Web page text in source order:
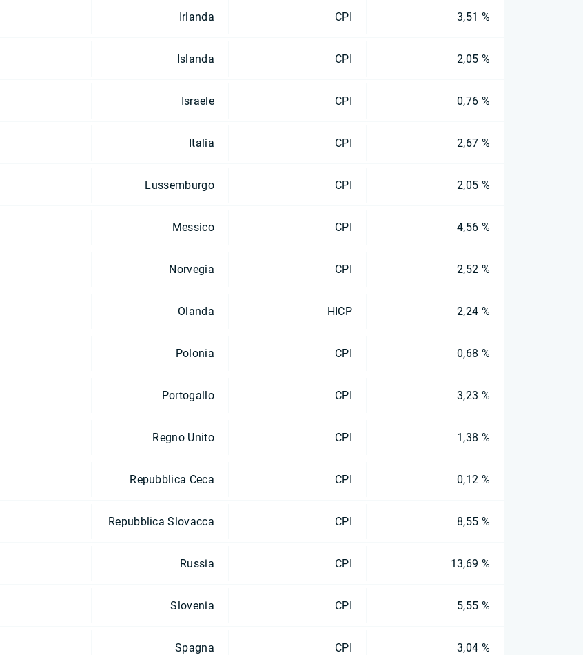
Irlanda CPI 3,51 %
Islanda CPI 2,05 %
Israele CPI 0,76 %
Italia CPI 2,67 %
Lussemburgo CPI 2,05 %
Messico CPI 4,56 %
Norvegia CPI 2,52 %
Olanda HICP 2,24 %
Polonia CPI 0,68 %
Portogallo CPI 3,23 %
Regno Unito CPI 1,38 %
Repubblica Ceca CPI 0,12 %
Repubblica Slovacca CPI 8,55 %
Russia CPI 13,69 %
Slovenia CPI 5,55 %
Spagna CPI 3,04 %